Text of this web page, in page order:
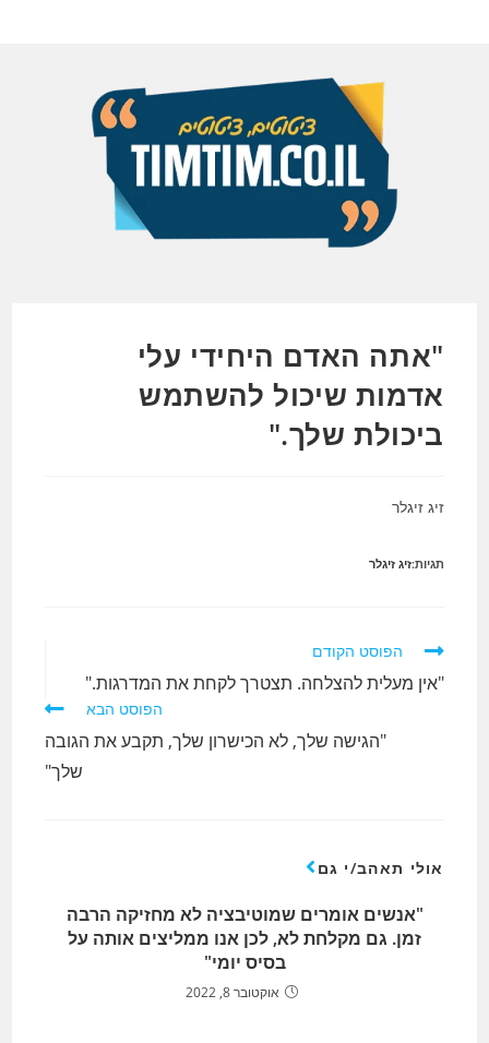
"אתה האדם היחידי עלי
אדמות שיכול להשתמש
ביכולת שלך."
זיג זיגלר
תגיות:זיג זיגלר
לקרוא
נוספים
הפוסט הקודם
"אין מעלית להצלחה. תצטרך לקחת את המדרגות."
הפוסט הבא
"הגישה שלך, לא הכישרון שלך, תקבע את הגובה
שלך"
אולי תאהב/י גם
"אנשים אומרים שמוטיבציה לא מחזיקה הרבה
זמן. גם מקלחת לא, לכן אנו ממליצים אותה על
בסיס יומי"
אוקטובר 8, 2022